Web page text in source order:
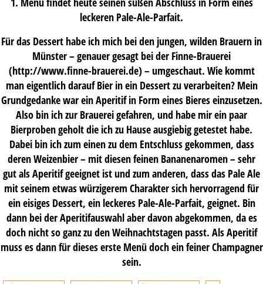
leckeren Pale-Ale-Parfait.
Für das Dessert habe ich mich bei den jungen, wilden Brauern in
Münster – genauer gesagt bei der Finne-Brauerei
(http://www.finne-brauerei.de) – umgeschaut. Wie kommt
man eigentlich darauf Bier in ein Dessert zu verarbeiten? Mein
Grundgedanke war ein Aperitif in Form eines Bieres einzusetzen.
Also bin ich zur Brauerei gefahren, und habe mir ein paar
Bierproben geholt die ich zu Hause ausgiebig getestet habe.
Dabei bin ich zum einen zu dem Entschluss gekommen, dass
deren Weizenbier – mit diesen feinen Bananenaromen – sehr
gut als Aperitif geeignet ist und zum anderen, dass das Pale Ale
mit seinem etwas würzigerem Charakter sich hervorragend für
ein eisiges Dessert, ein leckeres Pale-Ale-Parfait, geignet. Bin
dann bei der Aperitifauswahl aber davon abgekommen, da es
doch nicht so ganz zu den Weihnachtstagen passt. Als Aperitif
muss es dann für dieses erste Menü doch ein feiner Champagner
sein.